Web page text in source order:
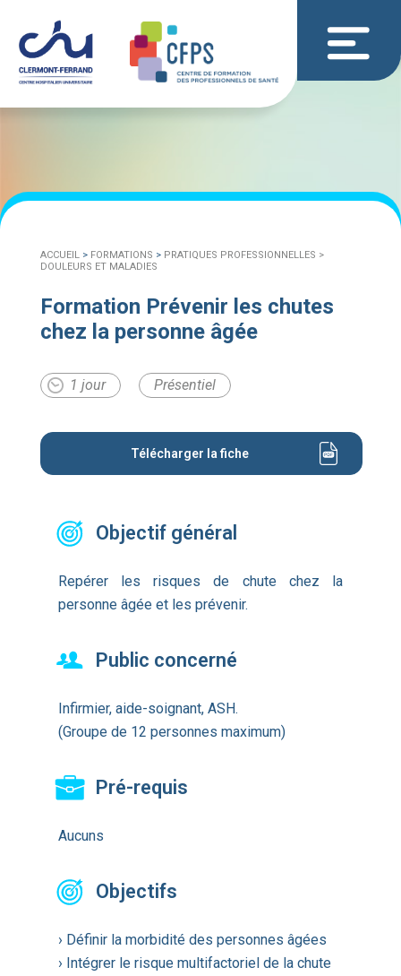
ACCUEIL> FORMATIONS > PRATIQUES PROFESSIONNELLES >
DOULEURS ET MALADIES
Formation Prévenir les chutes
chez la personne âgée
1 jour Présentiel
Télécharger la fiche
Objectif général
Repérer les risques de chute chez la
personne âgée et les prévenir.
Public concerné
Infirmier, aide-soignant, ASH.
(Groupe de 12 personnes maximum)
Pré-requis
Aucuns
Objectifs
› Définir la morbidité des personnes âgées
› Intégrer le risque multifactoriel de la chute